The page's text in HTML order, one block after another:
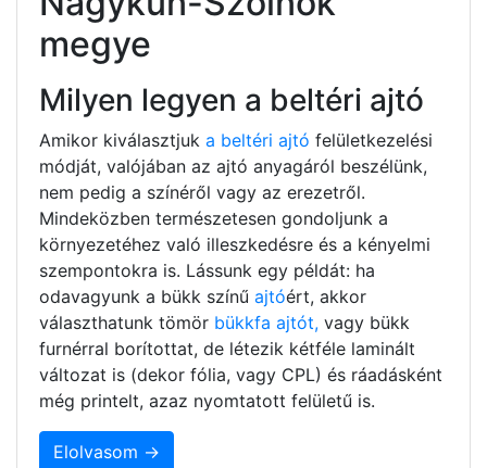
megye
Milyen legyen a beltéri ajtó
Amikor kiválasztjuk a beltéri ajtó felületkezelési
módját, valójában az ajtó anyagáról beszélünk,
nem pedig a színéről vagy az erezetről.
Mindeközben természetesen gondoljunk a
környezetéhez való illeszkedésre és a kényelmi
szempontokra is. Lássunk egy példát: ha
odavagyunk a bükk színű ajtóért, akkor
választhatunk tömör bükkfa ajtót, vagy bükk
furnérral borítottat, de létezik kétféle laminált
változat is (dekor fólia, vagy CPL) és ráadásként
még printelt, azaz nyomtatott felületű is.
Elolvasom →